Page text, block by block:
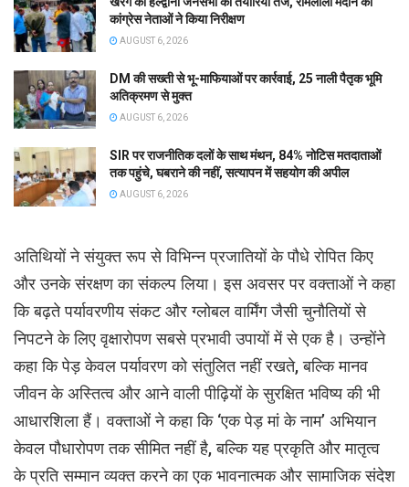
कांग्रेस नेताओं ने किया निरीक्षण
AUGUST 6, 2026
DM की सख्ती से भू-माफियाओं पर कार्रवाई, 25 नाली पैतृक भूमि
अतिक्रमण से मुक्त
AUGUST 6, 2026
SIR पर राजनीतिक दलों के साथ मंथन, 84% नोटिस मतदाताओं
तक पहुंचे, घबराने की नहीं, सत्यापन में सहयोग की अपील
AUGUST 6, 2026
अतिथियों ने संयुक्त रूप से विभिन्न प्रजातियों के पौधे रोपित किए
और उनके संरक्षण का संकल्प लिया। इस अवसर पर वक्ताओं ने कहा
कि बढ़ते पर्यावरणीय संकट और ग्लोबल वार्मिंग जैसी चुनौतियों से
निपटने के लिए वृक्षारोपण सबसे प्रभावी उपायों में से एक है। उन्होंने
कहा कि पेड़ केवल पर्यावरण को संतुलित नहीं रखते, बल्कि मानव
जीवन के अस्तित्व और आने वाली पीढ़ियों के सुरक्षित भविष्य की भी
आधारशिला हैं। वक्ताओं ने कहा कि ‘एक पेड़ मां के नाम’ अभियान
केवल पौधारोपण तक सीमित नहीं है, बल्कि यह प्रकृति और मातृत्व
के प्रति सम्मान व्यक्त करने का एक भावनात्मक और सामाजिक संदेश